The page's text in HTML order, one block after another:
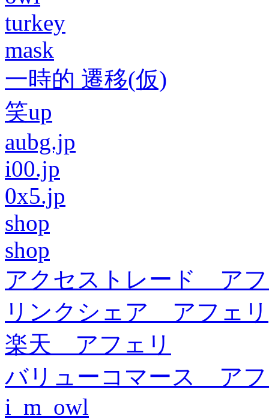
turkey
mask
一時的 遷移(仮)
笑up
aubg.jp
i00.jp
0x5.jp
shop
shop
アクセストレード ア
リンクシェア アフェリ
楽天 アフェリ
バリューコマース ア
i_m_owl